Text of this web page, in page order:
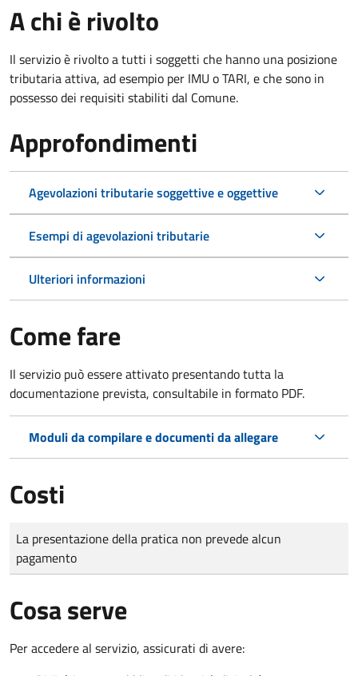
A chi è rivolto
Il servizio è rivolto a tutti i soggetti che hanno una posizione
tributaria attiva, ad esempio per IMU o TARI, e che sono in
possesso dei requisiti stabiliti dal Comune.
Approfondimenti
Agevolazioni tributarie soggettive e oggettive
Esempi di agevolazioni tributarie
Ulteriori informazioni
Come fare
Il servizio può essere attivato presentando tutta la
documentazione prevista, consultabile in formato PDF.
Moduli da compilare e documenti da allegare
Costi
Tipo di pagamento
Importo
La presentazione della pratica non prevede alcun
pagamento
Cosa serve
Per accedere al servizio, assicurati di avere: